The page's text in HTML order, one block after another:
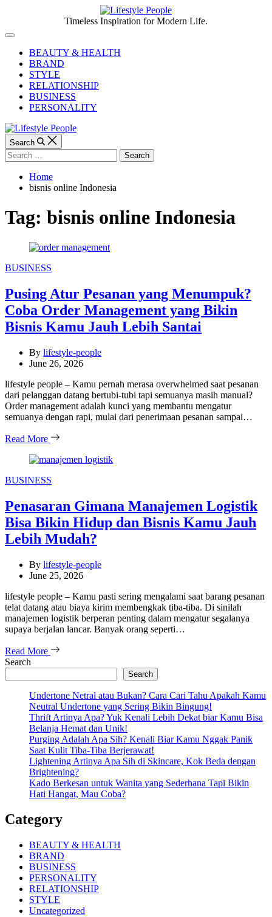
content
People
Timeless Inspiration for Modern Life.
Off
CanvasBEAUTY & HEALTH
BRAND
STYLE
RELATIONSHIP
BUSINESS
PERSONALITY
Search
Search
for:
Home
bisnis online Indonesia
Tag: bisnis online Indonesia
Categories
BUSINESS
Pusing Atur Pesanan yang Menumpuk?
Coba Order Management yang Bikin
Bisnis Kamu Jauh Lebih Santai
By lifestyle-people
June 26, 2026
lifestyle people – Kamu pernah merasa overwhelmed saat pesanan
dari pelanggan datang bertubi-tubi tapi semuanya masih manual?
Order management adalah kunci yang membantu mengatur
semuanya dengan rapi, mulai dari penerimaan pesanan sampai…
Read More
Categories
BUSINESS
Penasaran Gimana Manajemen Logistik
Bisa Bikin Hidup dan Bisnis Kamu Jauh
Lebih Mudah?
By lifestyle-people
June 25, 2026
lifestyle people – Kamu pasti sering mengalami saat barang pesanan
telat datang atau biaya kirim membengkak tiba-tiba. Di sinilah
manajemen logistik berperan penting dalam mengatur segalanya
supaya berjalan lancar. Banyak orang seperti…
Read More
Search
Search
Undertone Netral atau Bukan? Cara Cari Tahu Apakah Kamu
Neutral Undertone yang Sering Bikin Bingung!
Thrift Artinya Apa? Yuk Kenali Lebih Dekat biar Kamu Bisa
Belanja Hemat dan Unik!
Purging Adalah Apa Sih? Kenali Biar Kamu Nggak Panik
Saat Kulit Tiba-Tiba Berjerawat!
Lightening Artinya Apa Sih di Skincare, Kok Beda dengan
Brightening?
Kado Berkesan untuk Wanita yang Sederhana Tapi Bikin
Hati Hangat, Mau Coba?
Category
BEAUTY & HEALTH
BRAND
BUSINESS
PERSONALITY
RELATIONSHIP
STYLE
Uncategorized